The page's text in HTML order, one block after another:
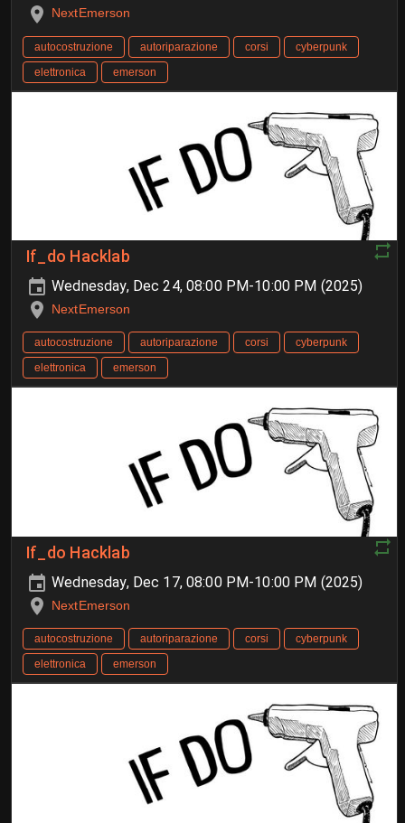
NextEmerson
autocostruzione autoriparazione corsi
cyberpunk
elettronica
emerson
If_do Hacklab
Wednesday, Dec 24, 08:00 PM-10:00 PM (2025)
NextEmerson
autocostruzione autoriparazione corsi
cyberpunk
elettronica
emerson
If_do Hacklab
Wednesday, Dec 17, 08:00 PM-10:00 PM (2025)
NextEmerson
autocostruzione autoriparazione corsi
cyberpunk
elettronica
emerson